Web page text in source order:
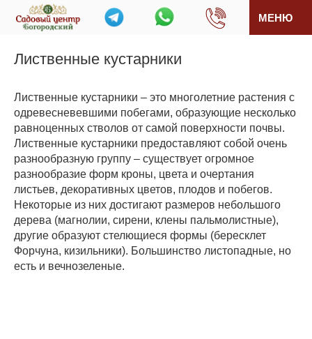
МЕНЮ
Лиственные кустарники
Лиственные кустарники – это многолетние растения с
одревесневевшими побегами, образующие несколько
равноценных стволов от самой поверхности почвы.
Лиственные кустарники предоставляют собой очень
разнообразную группу – существует огромное
разнообразие форм кроны, цвета и очертания
листьев, декоративных цветов, плодов и побегов.
Некоторые из них достигают размеров небольшого
дерева (магнолии, сирени, клены пальмолистные),
другие образуют стелющиеся формы (бересклет
Форчуна, кизильники). Большинство листопадные, но
есть и вечнозеленые.